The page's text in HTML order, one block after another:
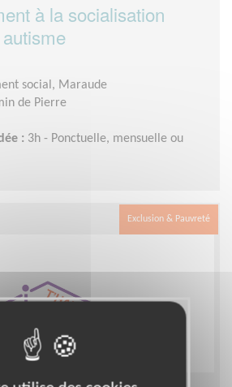
à la socialisation
social, Maraude
de Pierre
: 3h - Ponctuelle, mensuelle ou
Exclusion & Pauvreté